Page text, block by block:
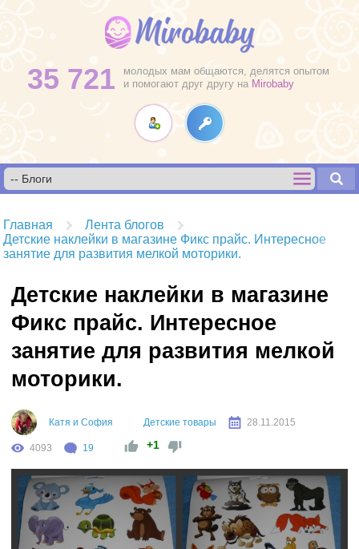
35 721
молодых мам общаются, делятся опытом
и помогают друг другу на Mirobaby
Главная
Лента блогов
Детские наклейки в магазине Фикс прайс. Интересное
занятие для развития мелкой моторики.
Детские наклейки в магазине
Фикс прайс. Интересное
занятие для развития мелкой
моторики.
Катя и София Детские товары 28.11.2015
4093 19 +1